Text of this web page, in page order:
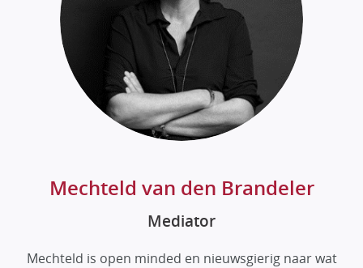
Mechteld van den Brandeler
Mediator
Mechteld is open minded en nieuwsgierig naar wat